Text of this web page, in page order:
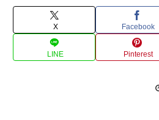
X Facebook
LINE Pinterest